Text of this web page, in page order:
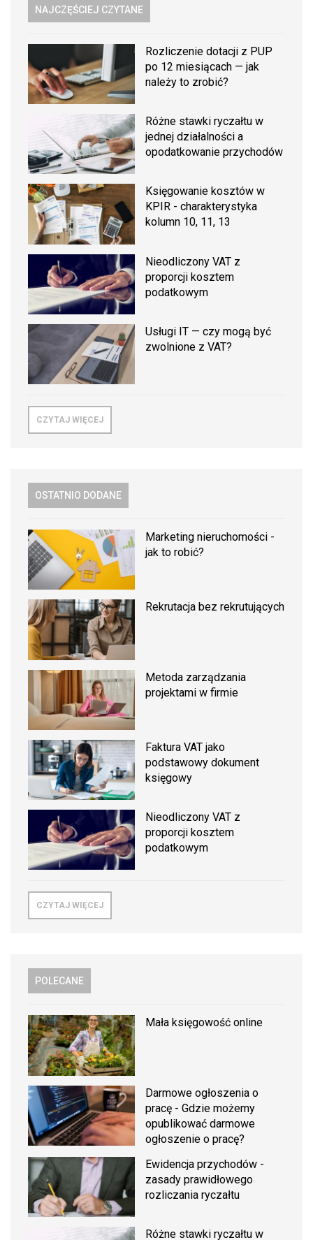
NAJCZĘŚCIEJ CZYTANE
Rozliczenie dotacji z PUP
po 12 miesiącach — jak
należy to zrobić?
Różne stawki ryczałtu w
jednej działalności a
opodatkowanie przychodów
Księgowanie kosztów w
KPIR - charakterystyka
kolumn 10, 11, 13
Nieodliczony VAT z
proporcji kosztem
podatkowym
Usługi IT — czy mogą być
zwolnione z VAT?
CZYTAJ WIĘCEJ
OSTATNIO DODANE
Marketing nieruchomości -
jak to robić?
Rekrutacja bez rekrutujących
Metoda zarządzania
projektami w firmie
Faktura VAT jako
podstawowy dokument
księgowy
Nieodliczony VAT z
proporcji kosztem
podatkowym
CZYTAJ WIĘCEJ
POLECANE
Mała księgowość online
Darmowe ogłoszenia o
pracę - Gdzie możemy
opublikować darmowe
ogłoszenie o pracę?
Ewidencja przychodów -
zasady prawidłowego
rozliczania ryczałtu
Różne stawki ryczałtu w